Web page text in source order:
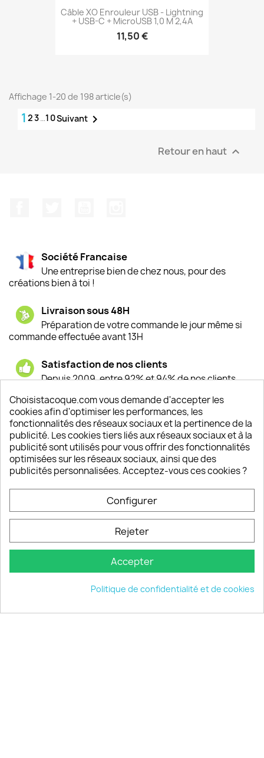
Câble XO Enrouleur USB - Lightning
+ USB-C + MicroUSB 1,0 M 2,4A
11,50 €
Affichage 1-20 de 198 article(s)
1 23…10Suivant 
Retour en haut 
Société Francaise
Une entreprise bien de chez nous, pour des
créations bien à toi !
Livraison sous 48H
Préparation de votre commande le jour même si
commande effectuée avant 13H
Satisfaction de nos clients
Depuis 2009, entre 92% et 94% de nos clients
Un SAV à votre écoute
Notre SAV est disponible 6/7J de 10h à 18H
INFORMATIONS 
VOTRE COMPTE 
INFORMATIONS keyboard_arrow_down
© 2026 - choisistacoque.com
Choisistacoque.com vous demande d'accepter les
cookies afin d'optimiser les performances, les
fonctionnalités des réseaux sociaux et la pertinence de la
publicité. Les cookies tiers liés aux réseaux sociaux et à la
publicité sont utilisés pour vous offrir des fonctionnalités
optimisées sur les réseaux sociaux, ainsi que des
publicités personnalisées. Acceptez-vous ces cookies ?
Configurer
Rejeter
Accepter
Politique de confidentialité et de cookies